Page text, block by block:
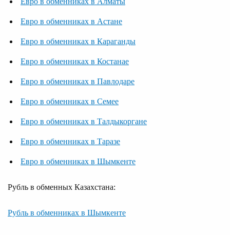
Евро в обменниках в Астане
Евро в обменниках в Караганды
Евро в обменниках в Костанае
Евро в обменниках в Павлодаре
Евро в обменниках в Семее
Евро в обменниках в Талдыкоргане
Евро в обменниках в Таразе
Евро в обменниках в Шымкенте
Рубль в обменных Казахстана:
Рубль в обменниках в Шымкенте